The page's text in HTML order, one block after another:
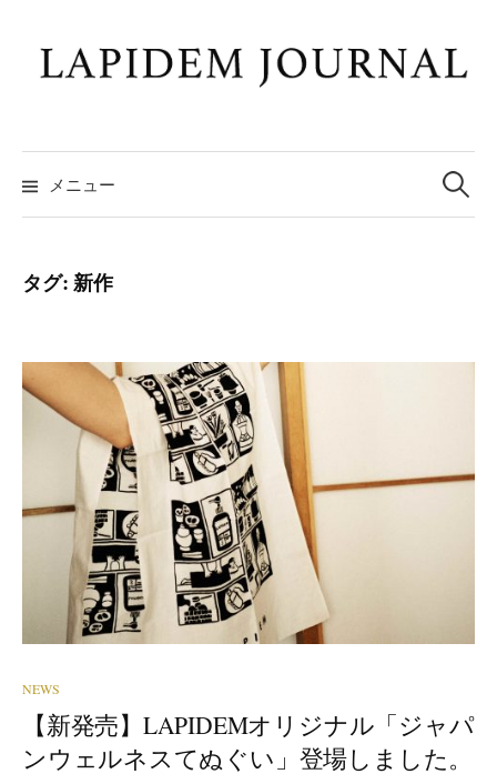
ス
キ
プ
メニュー
検
索:
タグ:新作
NEWS
【新発売】LAPIDEMオリジナル「ジャパ
ンウェルネスてぬぐい」登場しました。